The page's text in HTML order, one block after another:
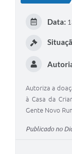
Data:
Autoriza a
à Casa da
Gente Novo
Publicado no